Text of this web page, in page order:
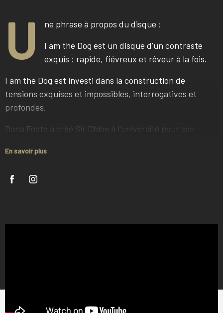
U
ne phrase à propos du disque :
I am the Dog est un disque d'un contraste
exquis : rapide, fiévreux et rêveur à la fois.
I am the Dog est investi dans la construction de
tensions exquises et impossibles, interrogatives et
profondes.
Dana Foote a créé Sir Chloe à l'université pour son
"Animal", chansons qui allaient devenir les premiers
sur le sol de son dortoir. Le groupe a enregistré les
de l'EP Party Favors de Sir Chloe a été enregistré dans
En savoir plus